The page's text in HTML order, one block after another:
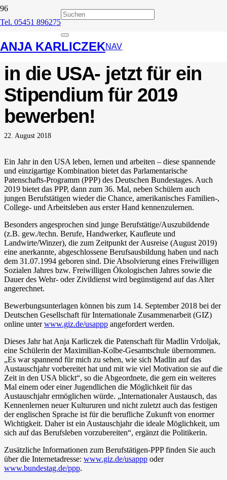
Tel. 05451 896275
ANJA KARLICZEKNAV
Als Juniorbotschafterin
oder Juniorbotschafter
in die USA- jetzt für ein
Stipendium für 2019
bewerben!
22. August 2018
Ein Jahr in den USA leben, lernen und arbeiten – diese spannende
und einzigartige Kombination bietet das Parlamentarische
Patenschafts-Programm (PPP) des Deutschen Bundestages. Auch
2019 bietet das PPP, dann zum 36. Mal, neben Schülern auch
jungen Berufstätigen wieder die Chance, amerikanisches Familien-,
College- und Arbeitsleben aus erster Hand kennenzulernen.
Besonders angesprochen sind junge Berufstätige/Auszubildende
(z.B. gew./techn. Berufe, Handwerker, Kaufleute und
Landwirte/Winzer), die zum Zeitpunkt der Ausreise (August 2019)
eine anerkannte, abgeschlossene Berufsausbildung haben und nach
dem 31.07.1994 geboren sind. Die Absolvierung eines Freiwilligen
Sozialen Jahres bzw. Freiwilligen Ökologischen Jahres sowie die
Dauer des Wehr- oder Zivildienst wird begünstigend auf das Alter
angerechnet.
Bewerbungsunterlagen können bis zum 14. September 2018 bei der
Deutschen Gesellschaft für Internationale Zusammenarbeit (GIZ)
online unterwww.giz.de/usappp angefordert werden.
Dieses Jahr hat Anja Karliczek die Patenschaft für Madlin Vrdoljak,
eine Schülerin der Maximilian-Kolbe-Gesamtschule übernommen.
„Es war spannend für mich zu sehen, wie sich Madlin auf das
Austauschjahr vorbereitet hat und mit wie viel Motivation sie auf die
Zeit in den USA blickt“, so die Abgeordnete, die gern ein weiteres
Mal einem oder einer Jugendlichen die Möglichkeit für das
Austauschjahr ermöglichen würde. „Internationaler Austausch, das
Kennenlernen neuer Kultururen und nicht zuletzt auch das festigen
der englischen Sprache ist für die berufliche Zukunft von enormer
Wichtigkeit. Daher ist ein Austauschjahr die ideale Möglichkeit, um
sich auf das Berufsleben vorzubereiten“, ergänzt die Politikerin.
Zusätzliche Informationen zum Berufstätigen-PPP finden Sie auch
über die Internetadresse: www.giz.de/usappp oder
www.bundestag.de/ppp.